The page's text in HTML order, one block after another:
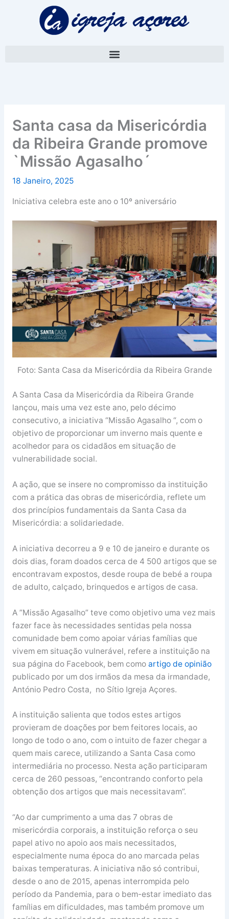
Santa casa da Misericórdia
da Ribeira Grande promove
`Missão Agasalho´
18 Janeiro, 2025
Iniciativa celebra este ano o 10º aniversário
Foto: Santa Casa da Misericórdia da Ribeira Grande
A Santa Casa da Misericórdia da Ribeira Grande
lançou, mais uma vez este ano, pelo décimo
consecutivo, a iniciativa “Missão Agasalho “, com o
objetivo de proporcionar um inverno mais quente e
acolhedor para os cidadãos em situação de
vulnerabilidade social.
A ação, que se insere no compromisso da instituição
com a prática das obras de misericórdia, reflete um
dos princípios fundamentais da Santa Casa da
Misericórdia: a solidariedade.
A iniciativa decorreu a 9 e 10 de janeiro e durante os
dois dias, foram doados cerca de 4 500 artigos que se
encontravam expostos, desde roupa de bebé a roupa
de adulto, calçado, brinquedos e artigos de casa.
A ”Missão Agasalho” teve como objetivo uma vez mais
fazer face às necessidades sentidas pela nossa
comunidade bem como apoiar várias famílias que
vivem em situação vulnerável, refere a instituição na
sua página do Facebook, bem como artigo de opinião
publicado por um dos irmãos da mesa da irmandade,
António Pedro Costa, no Sítio Igreja Açores.
A instituição salienta que todos estes artigos
provieram de doações por bem feitores locais, ao
longo de todo o ano, com o intuito de fazer chegar a
quem mais carece, utilizando a Santa Casa como
intermediária no processo. Nesta ação participaram
cerca de 260 pessoas, “encontrando conforto pela
obtenção dos artigos que mais necessitavam”.
“Ao dar cumprimento a uma das 7 obras de
misericórdia corporais, a instituição reforça o seu
papel ativo no apoio aos mais necessitados,
especialmente numa época do ano marcada pelas
baixas temperaturas. A iniciativa não só contribui,
desde o ano de 2015, apenas interrompida pelo
período da Pandemia, para o bem-estar imediato das
famílias em dificuldades, mas também promove um